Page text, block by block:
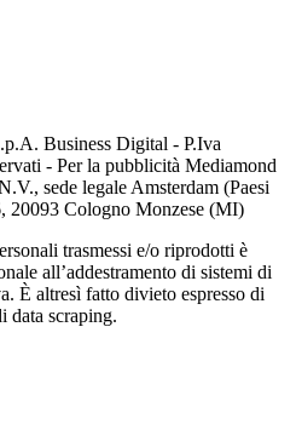
Business Digital - P.Iva
- Per la pubblicità Mediamond
sede legale Amsterdam (Paesi
20093 Cologno Monzese (MI)
trasmessi e/o riprodotti è
all’addestramento di sistemi di
È altresì fatto divieto espresso di
data scraping.